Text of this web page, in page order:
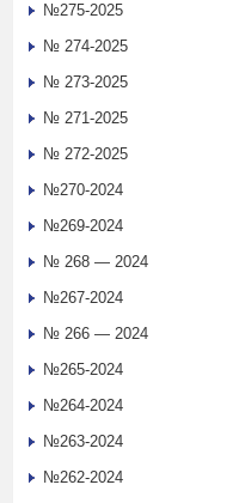
№275-2025
№ 274-2025
№ 273-2025
№ 271-2025
№ 272-2025
№270-2024
№269-2024
№ 268 — 2024
№267-2024
№ 266 — 2024
№265-2024
№264-2024
№263-2024
№262-2024